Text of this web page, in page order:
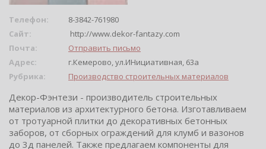
Телефон:
8-3842-761980
Сайт:
http://www.dekor-fantazy.com
Почта:
Отправить письмо
Адрес:
г.Кемерово, ул.ИНициативная, 63а
Рубрика:
Производство строительных материалов
Декор-Фэнтези - производитель строительных
материалов из архитектурного бетона. Изготавливаем
от тротуарной плитки до декоративных бетонных
заборов, от сборных ограждений для клумб и вазонов
до 3д панелей. Также предлагаем компоненты для